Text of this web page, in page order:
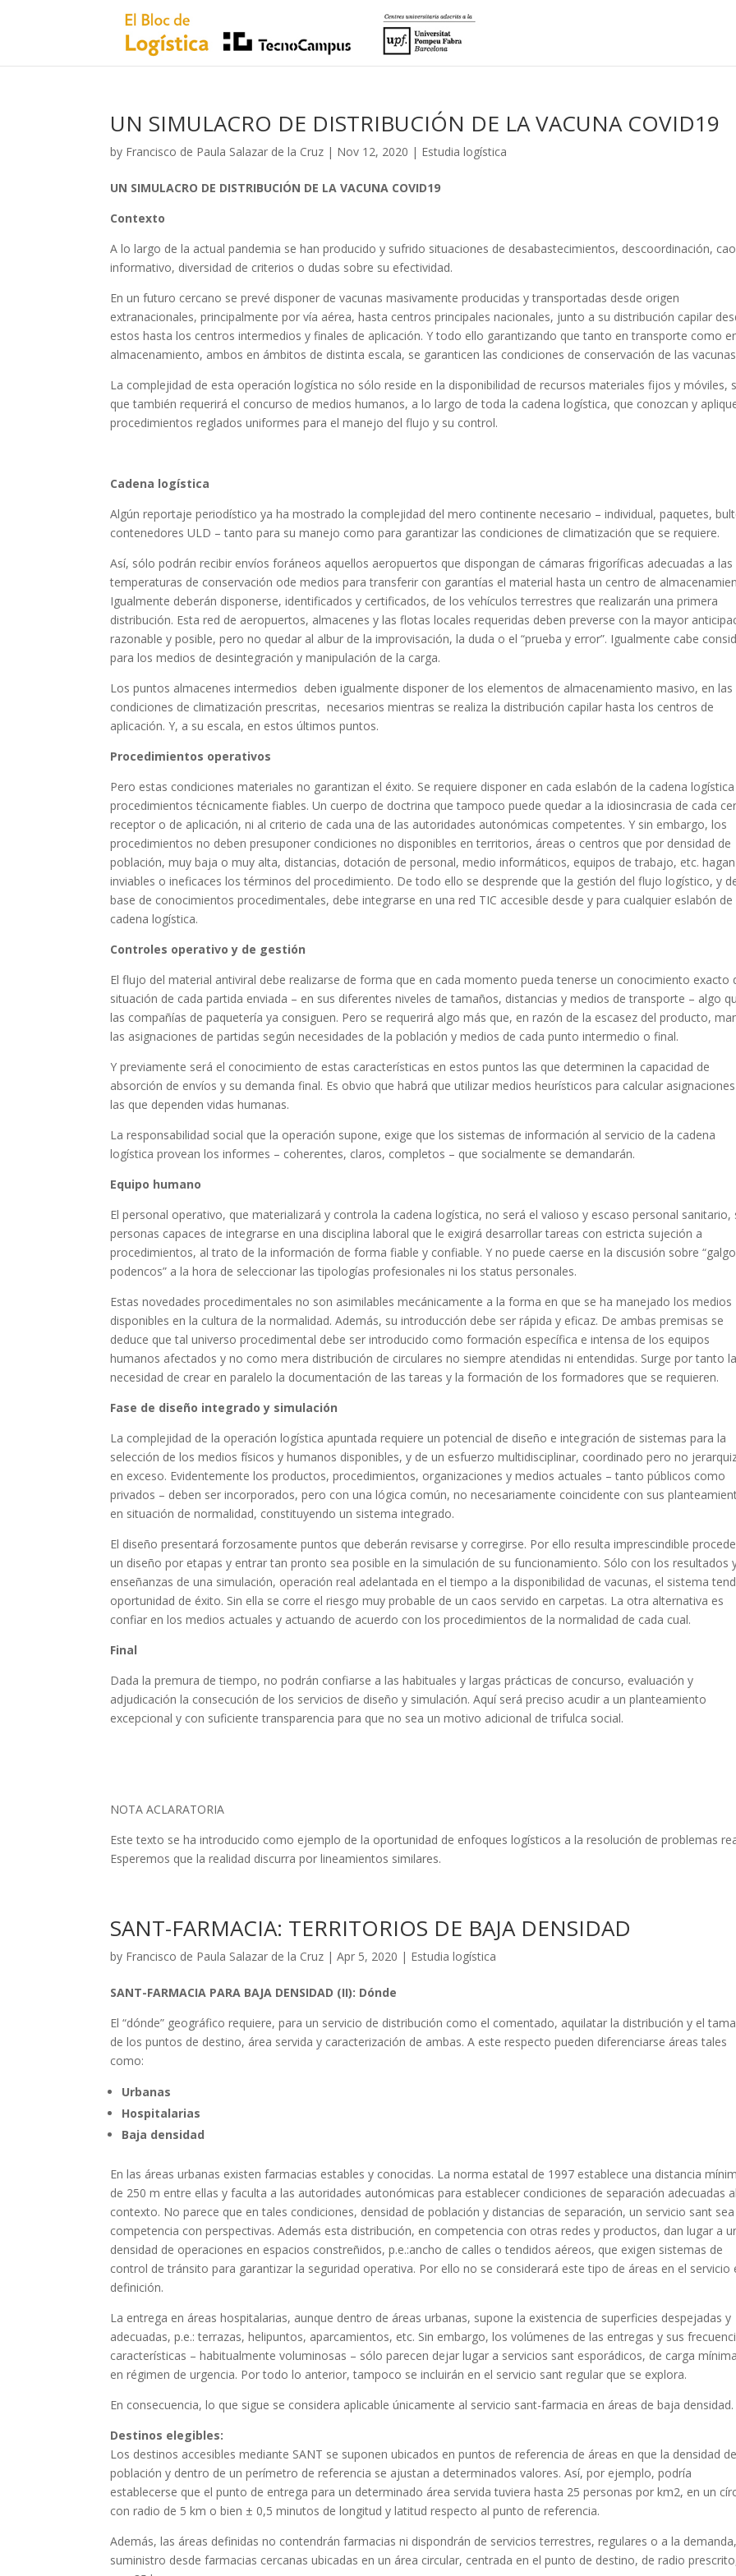
UN SIMULACRO DE DISTRIBUCIÓN DE LA VACUNA COVID19
by Francisco de Paula Salazar de la Cruz | Nov 12, 2020 | Estudia logística
UN SIMULACRO DE DISTRIBUCIÓN DE LA VACUNA COVID19
Contexto
A lo largo de la actual pandemia se han producido y sufrido situaciones de desabastecimientos, descoordinación,
informativo, diversidad de criterios o dudas sobre su efectividad.
En un futuro cercano se prevé disponer de vacunas masivamente producidas y transportadas desde origen
extranacionales, principalmente por vía aérea, hasta centros principales nacionales, junto a su distribución capilar
estos hasta los centros intermedios y finales de aplicación. Y todo ello garantizando que tanto en transporte como
almacenamiento, ambos en ámbitos de distinta escala, se garanticen las condiciones de conservación de las
La complejidad de esta operación logística no sólo reside en la disponibilidad de recursos materiales fijos y móviles,
que también requerirá el concurso de medios humanos, a lo largo de toda la cadena logística, que conozcan y
procedimientos reglados uniformes para el manejo del flujo y su control.
Cadena logística
Algún reportaje periodístico ya ha mostrado la complejidad del mero continente necesario – individual, paquetes,
contenedores ULD – tanto para su manejo como para garantizar las condiciones de climatización que se requiere.
Así, sólo podrán recibir envíos foráneos aquellos aeropuertos que dispongan de cámaras frigoríficas adecuadas a las
temperaturas de conservación ode medios para transferir con garantías el material hasta un centro de
Igualmente deberán disponerse, identificados y certificados, de los vehículos terrestres que realizarán una primera
distribución. Esta red de aeropuertos, almacenes y las flotas locales requeridas deben preverse con la mayor
razonable y posible, pero no quedar al albur de la improvisación, la duda o el “prueba y error”. Igualmente cabe
para los medios de desintegración y manipulación de la carga.
Los puntos almacenes intermedios deben igualmente disponer de los elementos de almacenamiento masivo, en las
condiciones de climatización prescritas, necesarios mientras se realiza la distribución capilar hasta los centros de
aplicación. Y, a su escala, en estos últimos puntos.
Procedimientos operativos
Pero estas condiciones materiales no garantizan el éxito. Se requiere disponer en cada eslabón de la cadena
procedimientos técnicamente fiables. Un cuerpo de doctrina que tampoco puede quedar a la idiosincrasia de cada
receptor o de aplicación, ni al criterio de cada una de las autoridades autonómicas competentes. Y sin embargo, los
procedimientos no deben presuponer condiciones no disponibles en territorios, áreas o centros que por densidad de
población, muy baja o muy alta, distancias, dotación de personal, medio informáticos, equipos de trabajo, etc. hagan
inviables o ineficaces los términos del procedimiento. De todo ello se desprende que la gestión del flujo logístico, y
base de conocimientos procedimentales, debe integrarse en una red TIC accesible desde y para cualquier eslabón de
cadena logística.
Controles operativo y de gestión
El flujo del material antiviral debe realizarse de forma que en cada momento pueda tenerse un conocimiento exacto
situación de cada partida enviada – en sus diferentes niveles de tamaños, distancias y medios de transporte – algo
las compañías de paquetería ya consiguen. Pero se requerirá algo más que, en razón de la escasez del producto,
las asignaciones de partidas según necesidades de la población y medios de cada punto intermedio o final.
Y previamente será el conocimiento de estas características en estos puntos las que determinen la capacidad de
absorción de envíos y su demanda final. Es obvio que habrá que utilizar medios heurísticos para calcular
las que dependen vidas humanas.
La responsabilidad social que la operación supone, exige que los sistemas de información al servicio de la cadena
logística provean los informes – coherentes, claros, completos – que socialmente se demandarán.
Equipo humano
El personal operativo, que materializará y controla la cadena logística, no será el valioso y escaso personal sanitario,
personas capaces de integrarse en una disciplina laboral que le exigirá desarrollar tareas con estricta sujeción a
procedimientos, al trato de la información de forma fiable y confiable. Y no puede caerse en la discusión sobre
podencos” a la hora de seleccionar las tipologías profesionales ni los status personales.
Estas novedades procedimentales no son asimilables mecánicamente a la forma en que se ha manejado los medios
disponibles en la cultura de la normalidad. Además, su introducción debe ser rápida y eficaz. De ambas premisas se
deduce que tal universo procedimental debe ser introducido como formación específica e intensa de los equipos
humanos afectados y no como mera distribución de circulares no siempre atendidas ni entendidas. Surge por tanto la
necesidad de crear en paralelo la documentación de las tareas y la formación de los formadores que se requieren.
Fase de diseño integrado y simulación
La complejidad de la operación logística apuntada requiere un potencial de diseño e integración de sistemas para la
selección de los medios físicos y humanos disponibles, y de un esfuerzo multidisciplinar, coordinado pero no
en exceso. Evidentemente los productos, procedimientos, organizaciones y medios actuales – tanto públicos como
privados – deben ser incorporados, pero con una lógica común, no necesariamente coincidente con sus
en situación de normalidad, constituyendo un sistema integrado.
El diseño presentará forzosamente puntos que deberán revisarse y corregirse. Por ello resulta imprescindible
un diseño por etapas y entrar tan pronto sea posible en la simulación de su funcionamiento. Sólo con los resultados
enseñanzas de una simulación, operación real adelantada en el tiempo a la disponibilidad de vacunas, el sistema
oportunidad de éxito. Sin ella se corre el riesgo muy probable de un caos servido en carpetas. La otra alternativa es
confiar en los medios actuales y actuando de acuerdo con los procedimientos de la normalidad de cada cual.
Final
Dada la premura de tiempo, no podrán confiarse a las habituales y largas prácticas de concurso, evaluación y
adjudicación la consecución de los servicios de diseño y simulación. Aquí será preciso acudir a un planteamiento
excepcional y con suficiente transparencia para que no sea un motivo adicional de trifulca social.
NOTA ACLARATORIA
Este texto se ha introducido como ejemplo de la oportunidad de enfoques logísticos a la resolución de problemas
Esperemos que la realidad discurra por lineamientos similares.
SANT-FARMACIA: TERRITORIOS DE BAJA DENSIDAD
by Francisco de Paula Salazar de la Cruz |Apr 5, 2020 | Estudia logística
SANT-FARMACIA PARA BAJA DENSIDAD (II): Dónde
El “dónde” geográfico requiere, para un servicio de distribución como el comentado, aquilatar la distribución y el
de los puntos de destino, área servida y caracterización de ambas. A este respecto pueden diferenciarse áreas tales
como:
Urbanas
Hospitalarias
Baja densidad
En las áreas urbanas existen farmacias estables y conocidas. La norma estatal de 1997 establece una distancia
de 250 m entre ellas y faculta a las autoridades autonómicas para establecer condiciones de separación adecuadas al
contexto. No parece que en tales condiciones, densidad de población y distancias de separación, un servicio sant
competencia con perspectivas. Además esta distribución, en competencia con otras redes y productos, dan lugar a
densidad de operaciones en espacios constreñidos, p.e.:ancho de calles o tendidos aéreos, que exigen sistemas de
control de tránsito para garantizar la seguridad operativa. Por ello no se considerará este tipo de áreas en el servicio
definición.
La entrega en áreas hospitalarias, aunque dentro de áreas urbanas, supone la existencia de superficies despejadas y
adecuadas, p.e.: terrazas, helipuntos, aparcamientos, etc. Sin embargo, los volúmenes de las entregas y sus
características – habitualmente voluminosas – sólo parecen dejar lugar a servicios sant esporádicos, de carga
en régimen de urgencia. Por todo lo anterior, tampoco se incluirán en el servicio sant regular que se explora.
En consecuencia, lo que sigue se considera aplicable únicamente al servicio sant-farmacia en áreas de baja densidad.
Destinos elegibles:
Los destinos accesibles mediante SANT se suponen ubicados en puntos de referencia de áreas en que la densidad de
población y dentro de un perímetro de referencia se ajustan a determinados valores. Así, por ejemplo, podría
establecerse que el punto de entrega para un determinado área servida tuviera hasta 25 personas por km2, en un
con radio de 5 km o bien ± 0,5 minutos de longitud y latitud respecto al punto de referencia.
Además, las áreas definidas no contendrán farmacias ni dispondrán de servicios terrestres, regulares o a la
suministro desde farmacias cercanas ubicadas en un área circular, centrada en el punto de destino, de radio